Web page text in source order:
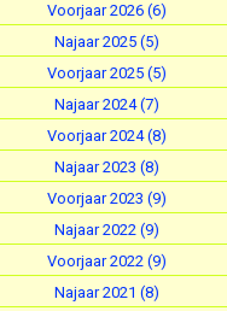
Voorjaar 2026 (6)
Najaar 2025 (5)
Voorjaar 2025 (5)
Najaar 2024 (7)
Voorjaar 2024 (8)
Najaar 2023 (8)
Voorjaar 2023 (9)
Najaar 2022 (9)
Voorjaar 2022 (9)
Najaar 2021 (8)